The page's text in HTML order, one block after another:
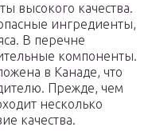
высокого качества.
ингредиенты,
В перечне
компоненты.
в Канаде, что
Прежде, чем
несколько
качества.